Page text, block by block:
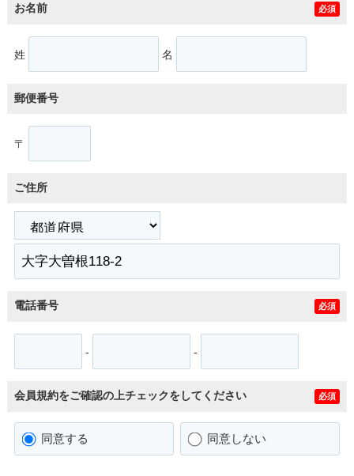
お名前 必須
姓 名
郵便番号
〒
ご住所
電話番号 必須
- -
会員規約をご確認の上チェックをしてください 必須
同意する 同意しない